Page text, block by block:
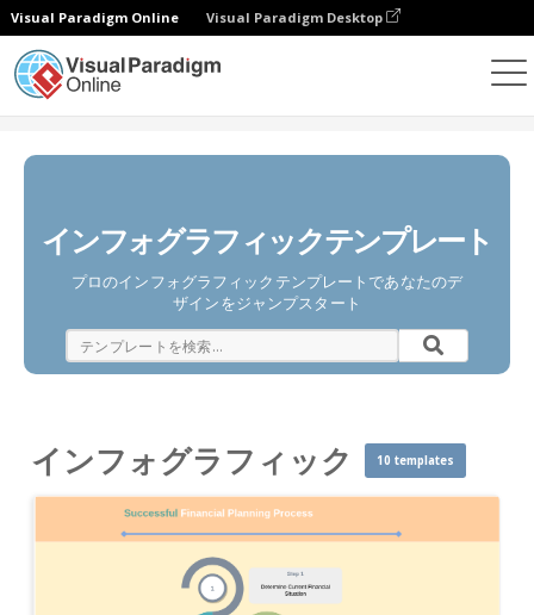
Visual Paradigm Online Visual Paradigm Desktop
インフォグラフィックテンプレート
プロのインフォグラフィックテンプレートであなたのデ
ザインをジャンプスタート
インフォグラフィック 10 templates